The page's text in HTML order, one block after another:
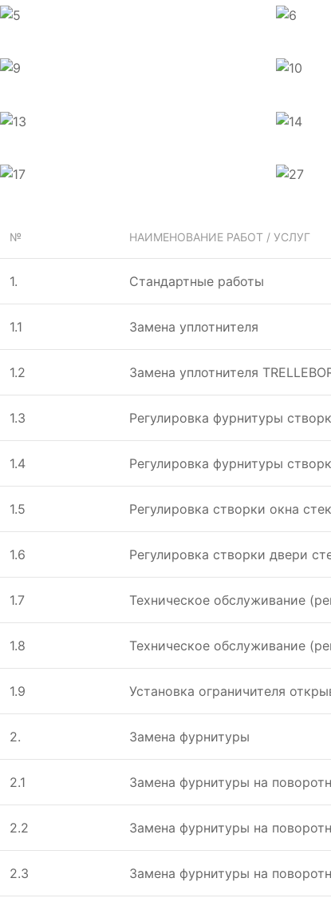
№ НАИМЕНОВАНИЕ РАБОТ / УСЛУГ
1. Стандартные работы
1.1 Замена уплотнителя
1.2 Замена уплотнителя
1.3 Регулировка фурнитуры
1.4 Регулировка фурнитуры
1.5 Регулировка створки окна
1.6 Регулировка створки двери
1.7 Техническое обслуживание
1.8 Техническое обслуживание
1.9 Установка ограничителя
2. Замена фурнитуры
2.1 Замена фурнитуры на
2.2 Замена фурнитуры на
2.3 Замена фурнитуры на